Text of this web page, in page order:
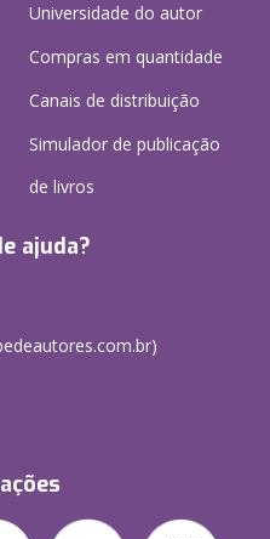
Universidade do autor
Compras em quantidade
Canais de distribuição
Simulador de publicação
de livros
ajuda?